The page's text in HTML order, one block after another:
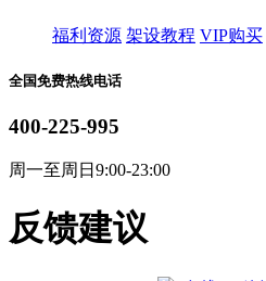
福利资源 架设教程 VIP购买
全国免费热线电话
400-225-995
周一至周日9:00-23:00
反馈建议